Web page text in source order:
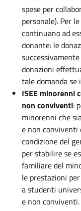
spese per
personale). Per
continuano ad
donante: le
donazioni
tale domanda
ISEE minorenni
non conviventi:
minorenni che
e non conviventi
condizione del
per stabilire se
familiare del
le prestazioni
a studenti
e non conviventi.